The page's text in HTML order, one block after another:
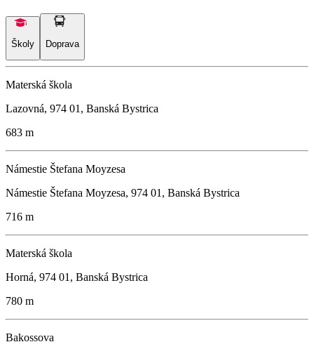
Školy Doprava
Materská škola
Lazovná, 974 01, Banská Bystrica
683 m
Námestie Štefana Moyzesa
Námestie Štefana Moyzesa, 974 01, Banská Bystrica
716 m
Materská škola
Horná, 974 01, Banská Bystrica
780 m
Bakossova